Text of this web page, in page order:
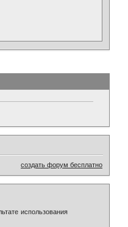
создать форум бесплатно
использования